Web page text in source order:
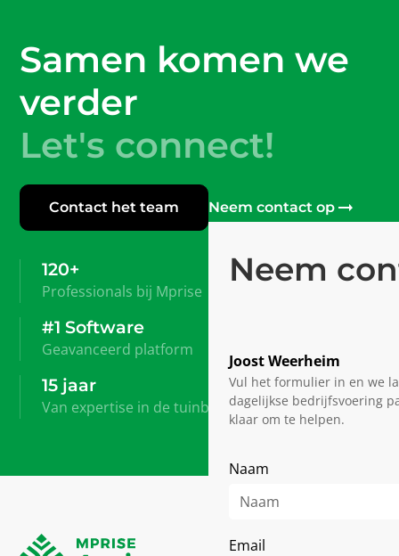
Samen komen we
verder
Let's connect!
Contact het team Neem contact op
Neem
Joost Weerheim
Vul het formulier in en we
dagelijkse bedrijfsvoering
klaar om te helpen.
Naam
Email
120+
Professionals bij Mprise
#1 Software
Geavanceerd platform
15 jaar
Van expertise in de tuinbouw